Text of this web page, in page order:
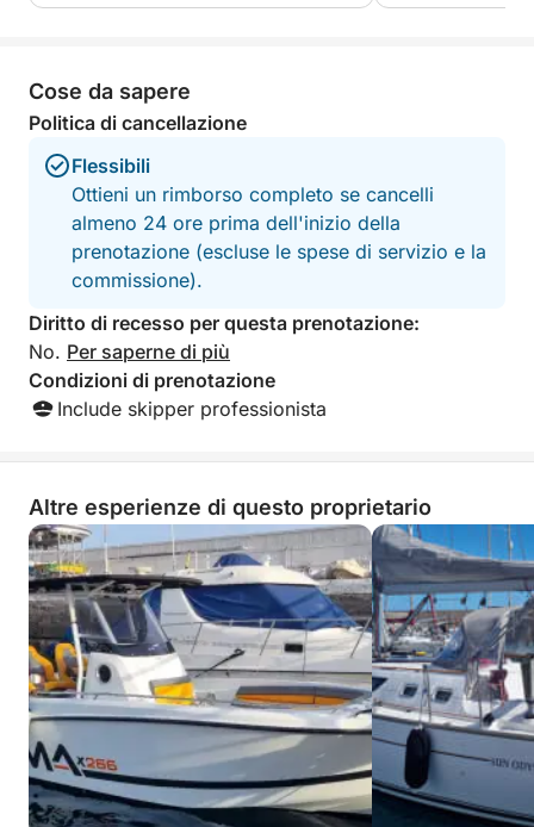
The crew made us feel completely
welcome and taken care of throughout
the entire day. We are incredibly
grateful for this unforgettable and fully
organized experience. Highly
recommended to anyone looking for a
relaxing, fun, and special day on the
water!
Cose da sapere
Politica di cancellazione
Flessibili
Ottieni un rimborso completo se cancelli
almeno 24 ore prima dell'inizio della
prenotazione (escluse le spese di servizio e la
commissione).
Diritto di recesso per questa prenotazione:
No. Per saperne di più
Condizioni di prenotazione
Include skipper professionista
Altre esperienze di questo proprietario